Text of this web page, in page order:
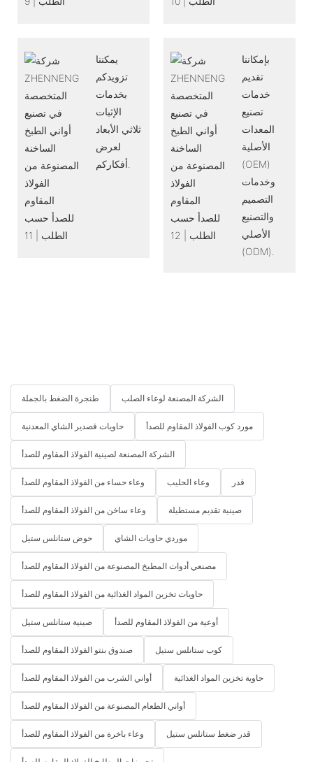
يمكننا
تزويدكم
بخدمات
الإثبات
ثلاثي الأبعاد
لعرض
بإمكاننا
تقديم
خدمات
تصنيع
المعدات
الأصلية
(OEM)
وخدمات
التصميم
والتصنيع
الأصلي
(ODM).
طنجرة الضغط بالجملة الشركة المصنعة لوعاء الصلب
حاويات قصدير الشاي المعدنية مورد كوب الفولاذ المقاوم للصدأ
الشركة المصنعة لصينية الفولاذ المقاوم للصدأ
وعاء حساء من الفولاذ المقاوم للصدأ وعاء الحليب قدر
وعاء ساخن من الفولاذ المقاوم للصدأ صينية تقديم مستطيلة
حوض ستانلس ستيل موردي حاويات الشاي
مصنعي أدوات المطبخ المصنوعة من الفولاذ المقاوم للصدأ
حاويات تخزين المواد الغذائية من الفولاذ المقاوم للصدأ
صينية ستانلس ستيل أوعية من الفولاذ المقاوم للصدأ
صندوق بنتو الفولاذ المقاوم للصدأ كوب ستانلس ستيل
أواني الشرب من الفولاذ المقاوم للصدأ حاوية تخزين المواد الغذائية
أواني الطعام المصنوعة من الفولاذ المقاوم للصدأ
وعاء باخرة من الفولاذ المقاوم للصدأ قدر ضغط ستانلس ستيل